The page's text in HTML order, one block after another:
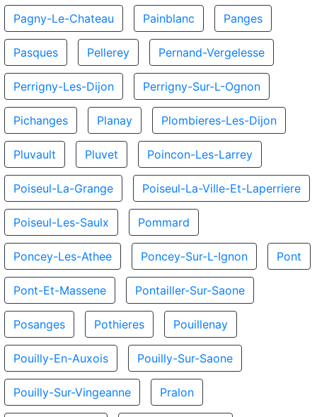
Pagny-Le-Chateau Painblanc Panges
Pasques Pellerey Pernand-Vergelesse
Perrigny-Les-Dijon Perrigny-Sur-L-Ognon
Pichanges Planay Plombieres-Les-Dijon
Pluvault Pluvet Poincon-Les-Larrey
Poiseul-La-Grange Poiseul-La-Ville-Et-Laperriere
Poiseul-Les-Saulx Pommard
Poncey-Les-Athee Poncey-Sur-L-Ignon Pont
Pont-Et-Massene Pontailler-Sur-Saone
Posanges Pothieres Pouillenay
Pouilly-En-Auxois Pouilly-Sur-Saone
Pouilly-Sur-Vingeanne Pralon